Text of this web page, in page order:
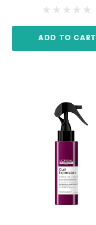
ADD TO CART